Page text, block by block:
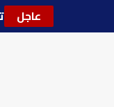
عاجل